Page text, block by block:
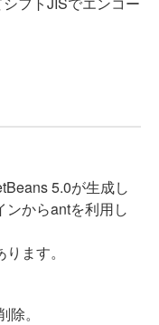
5.0が生成し
からantを利用し
ます。
。